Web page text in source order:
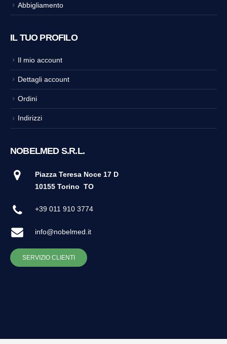
Abbigliamento
IL TUO PROFILO
Il mio account
Dettagli account
Ordini
Indirizzi
NOBELMED S.R.L.
Piazza Teresa Noce 17 D
10155 Torino TO
+39 011 910 3774
info@nobelmed.it
SERVIZIO CLIENTI